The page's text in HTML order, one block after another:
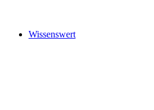
Wissenswert